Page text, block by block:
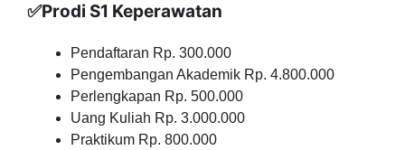
✅Prodi S1 Keperawatan
Pendaftaran Rp. 300.000
Pengembangan Akademik Rp. 4.800.000
Perlengkapan Rp. 500.000
Uang Kuliah Rp. 3.000.000
Praktikum Rp. 800.000